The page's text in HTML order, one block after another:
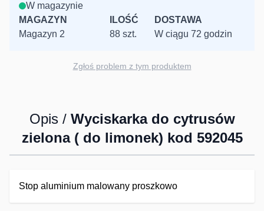
W magazynie
MAGAZYN
ILOŚĆ
DOSTAWA
Magazyn 2
88 szt. W ciągu 72 godzin
Zgłoś problem z tym produktem
Opis / Wyciskarka do cytrusów
zielona ( do limonek) kod 592045
Stop aluminium malowany proszkowo